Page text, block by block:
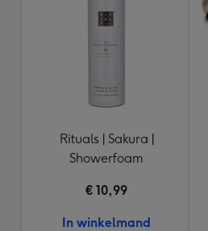
Rituals | Sakura |
Showerfoam
€ 10,99
In winkelmand